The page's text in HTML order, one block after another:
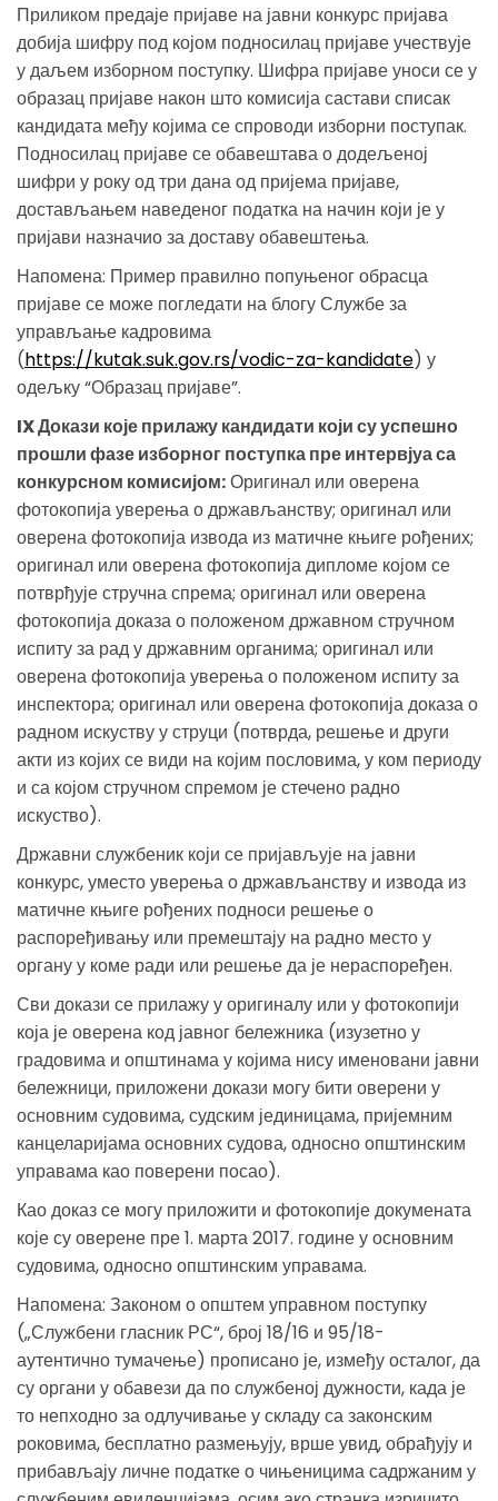
Приликом предаје пријаве на јавни конкурс пријава
добија шифру под којом подносилац пријаве учествује
у даљем изборном поступку. Шифра пријаве уноси се у
образац пријаве након што комисија састави списак
кандидата међу којима се спроводи изборни поступак.
Подносилац пријаве се обавештава о додељеној
шифри у року од три дана од пријема пријаве,
достављањем наведеног податка на начин који је у
пријави назначио за доставу обавештења.
Напомена: Пример правилно попуњеног обрасца
пријаве се може погледати на блогу Службе за
управљање кадровима
(https://kutak.suk.gov.rs/vodic-za-kandidate) у
одељку “Образац пријаве”.
IX Докази које прилажу кандидати који су успешно
прошли фазе изборног поступка пре интервјуа са
конкурсном комисијом:Оригинал или оверена
фотокопија уверења о држављанству; оригинал или
оверена фотокопија извода из матичне књиге рођених;
оригинал или оверена фотокопија дипломе којом се
потврђује стручна спрема; оригинал или оверена
фотокопија доказа о положеном државном стручном
испиту за рад у државним органима; оригинал или
оверена фотокопија уверења о положеном испиту за
инспектора; оригинал или оверена фотокопија доказа о
радном искуству у струци (потврда, решење и други
акти из којих се види на којим пословима, у ком периоду
и са којом стручном спремом је стечено радно
искуство).
Државни службеник који се пријављује на јавни
конкурс, уместо уверења о држављанству и извода из
матичне књиге рођених подноси решење о
распоређивању или премештају на радно место у
органу у коме ради или решење да је нераспоређен.
Сви докази се прилажу у оригиналу или у фотокопији
која је оверена код јавног бележника (изузетно у
градовима и општинама у којима нису именовани јавни
бележници, приложени докази могу бити оверени у
основним судовима, судским јединицама, пријемним
канцеларијама основних судова, односно општинским
управама као поверени посао).
Као доказ се могу приложити и фотокопије докумената
које су оверене пре 1. марта 2017. године у основним
судовима, односно општинским управама.
Напомена: Законом о општем управном поступку
(„Службени гласник РС“, број 18/16 и 95/18-
аутентично тумачење) прописано је, између осталог, да
су органи у обавези да по службеној дужности, када је
то непходно за одлучивање у складу са законским
роковима, бесплатно размењују, врше увид, обрађују и
прибављају личне податке о чињеницима садржаним у